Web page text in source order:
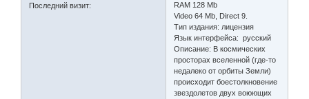
Последний визит:
RAM 128 Mb
Video 64 Mb, Direct 9.
Тип издания: лицензия
Язык интерфейса: русский
Описание: В космических
просторах вселенной (где-то
недалеко от орбиты Земли)
происходит боестолкновение
звездолетов двух воюющих